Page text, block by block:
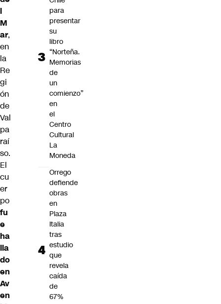
l
M
ar,
en
la
Re
gi
ón
de
Val
pa
raí
so.
El
cu
er
po
fu
e
ha
lla
do
en
Av
en
para
presentar
su
libro
“Norteña.
Memorias
de
un
comienzo”
en
el
Centro
Cultural
La
Moneda
Orrego
defiende
obras
en
Plaza
Italia
tras
estudio
que
revela
caída
de
67%